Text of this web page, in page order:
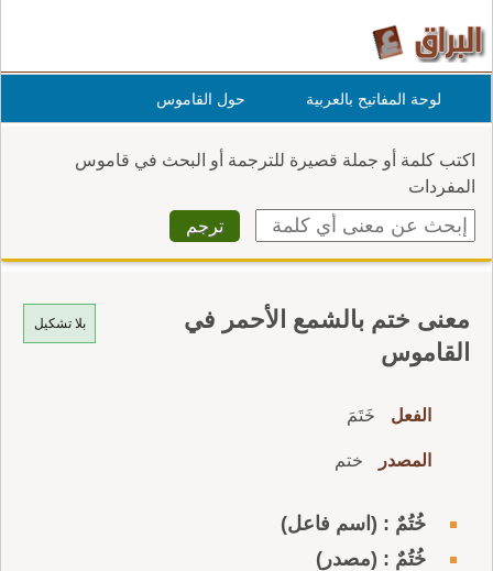
لوحة المفاتيح بالعربية حول القاموس
اكتب كلمة أو جملة قصيرة للترجمة أو البحث في قاموس
المفردات
بلا تشكيل
معنى ختم بالشمع الأحمر في
القاموس
الفعل خَتَمَ
المصدر ختم
خُتُمٌ : (اسم فاعل)
خُتُمٌ : (مصدر)